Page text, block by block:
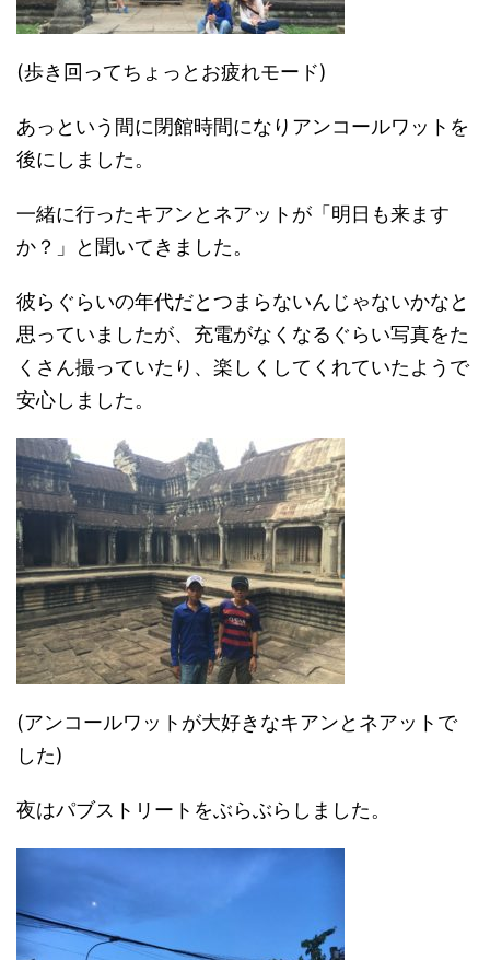
(歩き回ってちょっとお疲れモード)
あっという間に閉館時間になりアンコールワットを
後にしました。
一緒に行ったキアンとネアットが「明日も来ます
か？」と聞いてきました。
彼らぐらいの年代だとつまらないんじゃないかなと
思っていましたが、充電がなくなるぐらい写真をた
くさん撮っていたり、楽しくしてくれていたようで
安心しました。
(アンコールワットが大好きなキアンとネアットで
した)
夜はパブストリートをぶらぶらしました。